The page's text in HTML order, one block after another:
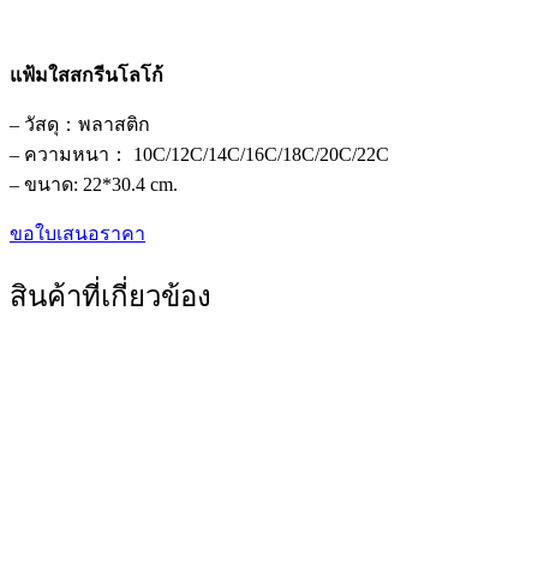
แฟ้มใสสกรีนโลโก้
– วัสดุ：พลาสติก
– ความหนา： 10C/12C/14C/16C/18C/20C/22C
– ขนาด: 22*30.4 cm.
ขอใบเสนอราคา
สินค้าที่เกี่ยวข้อง